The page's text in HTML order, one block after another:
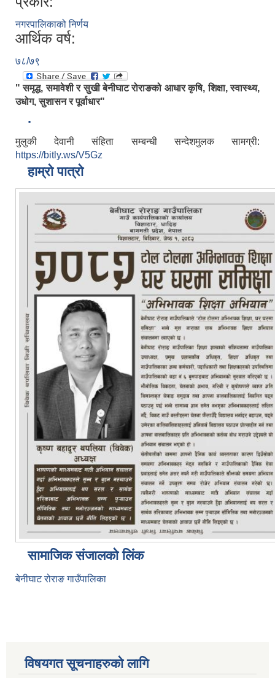
नगरपालिकाको निर्णय
आर्थिक वर्ष:
७८/७९
" समृद्ध, समावेशी र सुखी बेनीघाट रोराङको आधार कृषि, शिक्षा, स्वास्थ्य,
उधोग, सुशासन र पूर्वाधार"
.
मुलुकी देवानी संहिता सम्बन्धी सन्देशमुलक सामग्री:
https://bitly.ws/V5Gz
हाम्रो पात्रो
सामाजिक संजालको लिंक
बेनीघाट रोराङ गाउँपालिका
विषयगत सूचनाहरुको लागि